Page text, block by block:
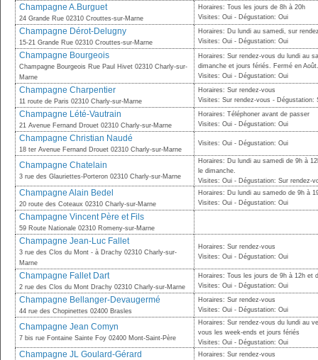
Champagne A.Burguet
24 Grande Rue 02310 Crouttes-sur-Marne
Horaires: Tous les jours de 8h à 20h
Visites: Oui - Dégustation: Oui
Champagne Dérot-Delugny
15-21 Grande Rue 02310 Crouttes-sur-Marne
Horaires: Du lundi au samedi, sur
Visites: Oui - Dégustation: Oui
Champagne Bourgeois
Champagne Bourgeois Rue Paul Hivet 02310 Charly-sur-
Marne
Horaires: Sur rendez-vous du lundi au
dimanche et jours fériés. Fermé en Août.
Visites: Oui - Dégustation: Oui
Champagne Charpentier
11 route de Paris 02310 Charly-sur-Marne
Horaires: Sur rendez-vous
Visites: Sur rendez-vous - Dégustation:
Champagne Lété-Vautrain
21 Avenue Fernand Drouet 02310 Charly-sur-Marne
Horaires: Téléphoner avant de passer
Visites: Oui - Dégustation: Oui
Champagne Christian Naudé
18 ter Avenue Fernand Drouet 02310 Charly-sur-Marne
Visites: Oui - Dégustation: Oui
Champagne Chatelain
3 rue des Glauriettes-Porteron 02310 Charly-sur-Marne
Horaires: Du lundi au samedi de 9h à
le dimanche.
Visites: Oui - Dégustation: Sur rendez-
Champagne Alain Bedel
20 route des Coteaux 02310 Charly-sur-Marne
Horaires: Du lundi au samedo de 9h à
Visites: Oui - Dégustation: Oui
Champagne Vincent Père et Fils
59 Route Nationale 02310 Romeny-sur-Marne
Champagne Jean-Luc Fallet
3 rue des Clos du Mont - à Drachy 02310 Charly-sur-
Marne
Horaires: Sur rendez-vous
Visites: Oui - Dégustation: Oui
Champagne Fallet Dart
2 rue des Clos du Mont Drachy 02310 Charly-sur-Marne
Horaires: Tous les jours de 9h à 12h et
Visites: Oui - Dégustation: Oui
Champagne Bellanger-Devaugermé
44 rue des Chopinettes 02400 Brasles
Horaires: Sur rendez-vous
Visites: Oui - Dégustation: Oui
Champagne Jean Comyn
7 bis rue Fontaine Sainte Foy 02400 Mont-Saint-Père
Horaires: Sur rendez-vous du lundi au
vous les week-ends et jours fériés
Visites: Oui - Dégustation: Oui
Champagne JL Goulard-Gérard
Horaires: Sur rendez-vous